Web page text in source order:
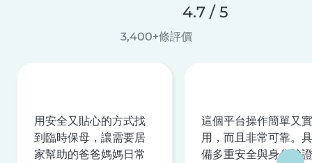
4.7 / 5
3,400+條評價
用安全又貼心的方式找
到臨時保母，讓需要居
家幫助的爸爸媽媽日常
這個平台操作簡單又實
用，而且非常可靠。具
備多重安全與身分驗證